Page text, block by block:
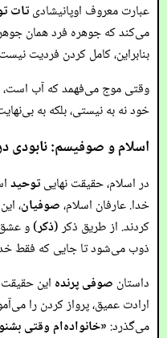
عبارت معروف اوپانیشادیتات
می‌کند که جوهره فرد همان
بنابراین، کامل کردن فردیت
وقتی موج می‌فهمد که آب است،
خود نه به نیستی، بلکه به
اسلام و صوفیسم: نابودی
در اسلام، حقیقت نهاییتوحید
خدا. عارفان اسلام،صوفیان،
کردند. از طریق ذکر (ذکر) و
ذوب می‌شود تا جایی که فقط
داستان صوفی پرنده این
ارادت عمیق، پرواز کردن را
می‌گذرد: «خانواده‌ام وقتی